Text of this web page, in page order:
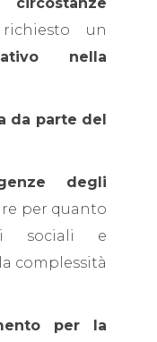
un
nella
da parte del
degli
per quanto
sociali e
complessità
per la